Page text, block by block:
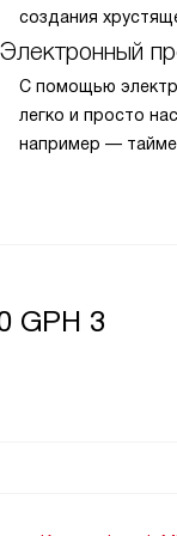
создания
Электронный
С помощью
легко и просто
например —
GPH 3